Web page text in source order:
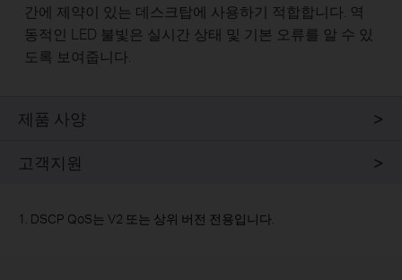
간에 제약이 있는 데스크탑에 사용하기 적합합니다. 역
동적인 LED 불빛은 실시간 상태 및 기본 오류를 알 수 있
도록 보여줍니다.
제품 사양
고객지원
1. DSCP QoS는 V2 또는 상위 버전 전용입니다.